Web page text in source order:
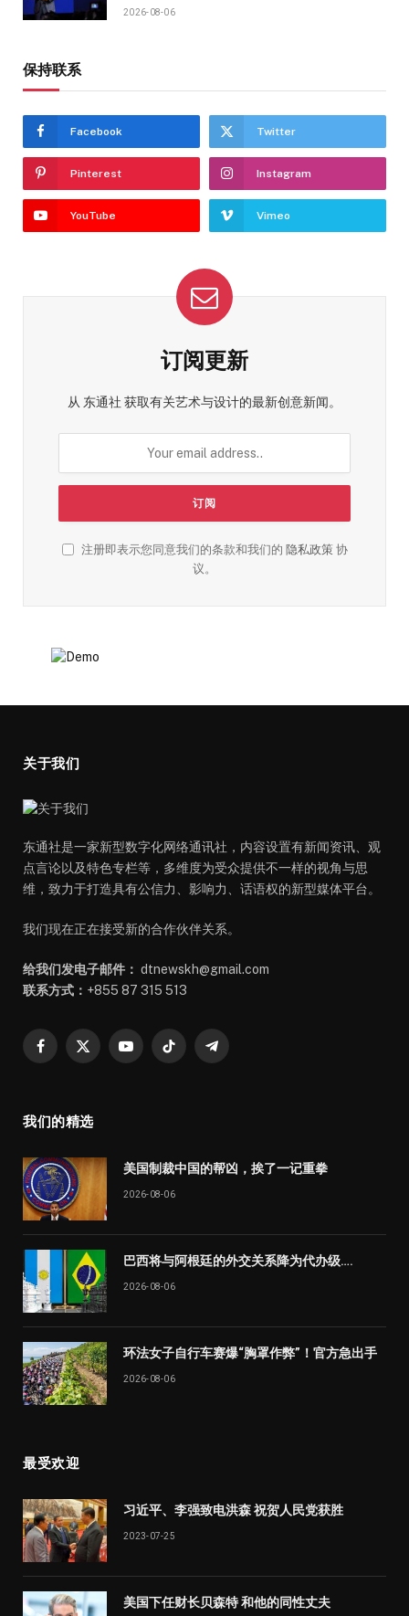
2026-08-06
保持联系
Facebook Twitter
Pinterest Instagram
YouTube Vimeo
订阅更新
从 东通社 获取有关艺术与设计的最新创意新闻。
注册即表示您同意我们的条款和我们的 隐私政策协
议。
关于我们
东通社是一家新型数字化网络通讯社，内容设置有新闻资讯、观
点言论以及特色专栏等，多维度为受众提供不一样的视角与思
维，致力于打造具有公信力、影响力、话语权的新型媒体平台。
我们现在正在接受新的合作伙伴关系。
给我们发电子邮件： dtnewskh@gmail.com
联系方式： +855 87 315 513
Facebook
X
YouTubeTikTok Telegram
我们的精选
美国制裁中国的帮凶，挨了一记重拳
2026-08-06
巴西将与阿根廷的外交关系降为代办级….
2026-08-06
环法女子自行车赛爆“胸罩作弊”！官方急出手
2026-08-06
最受欢迎
习近平、李强致电洪森 祝贺人民党获胜
2023-07-25
美国下任财长贝森特 和他的同性丈夫